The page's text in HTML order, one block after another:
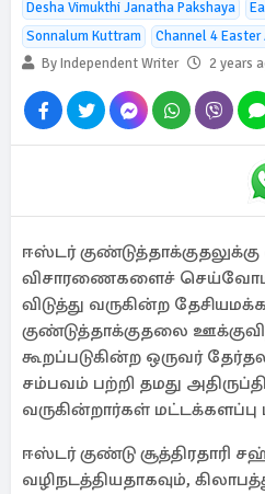
Desha Vimukthi Janatha Pakshaya
Sonnalum Kuttram
Channel 4
By Independent Writer
2 years
ஈஸ்டர் குண்டுத்தாக்குதலுக்கு
விசாரணைகளைச்
விடுத்து வருகின்ற
குண்டுத்தாக்குதலை
கூறப்படுகின்ற ஒருவர்
சம்பவம் பற்றி தமது
வருகின்றார்கள்
ஈஸ்டர் குண்டு சூத்திரதாரி
வழிநடத்தியதாகவும்,